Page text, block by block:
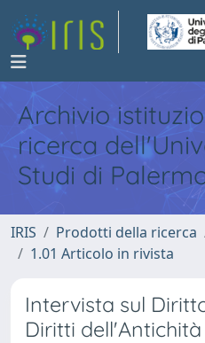
Archivio
ricerca
Studi di
IRIS Prodotti della ricerca
1.01 Articolo in rivista
Intervista sul
Diritti dell'Antichità